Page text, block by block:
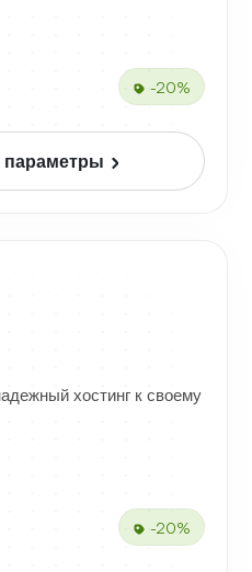
-20%
параметры
хостинг к своему
-20%